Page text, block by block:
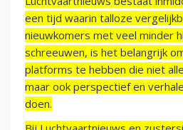
een tijd waarin talloze
nieuwkomers met veel minder
schreeuwen, is het belangrijk
platforms te hebben die niet
maar ook perspectief en
doen.